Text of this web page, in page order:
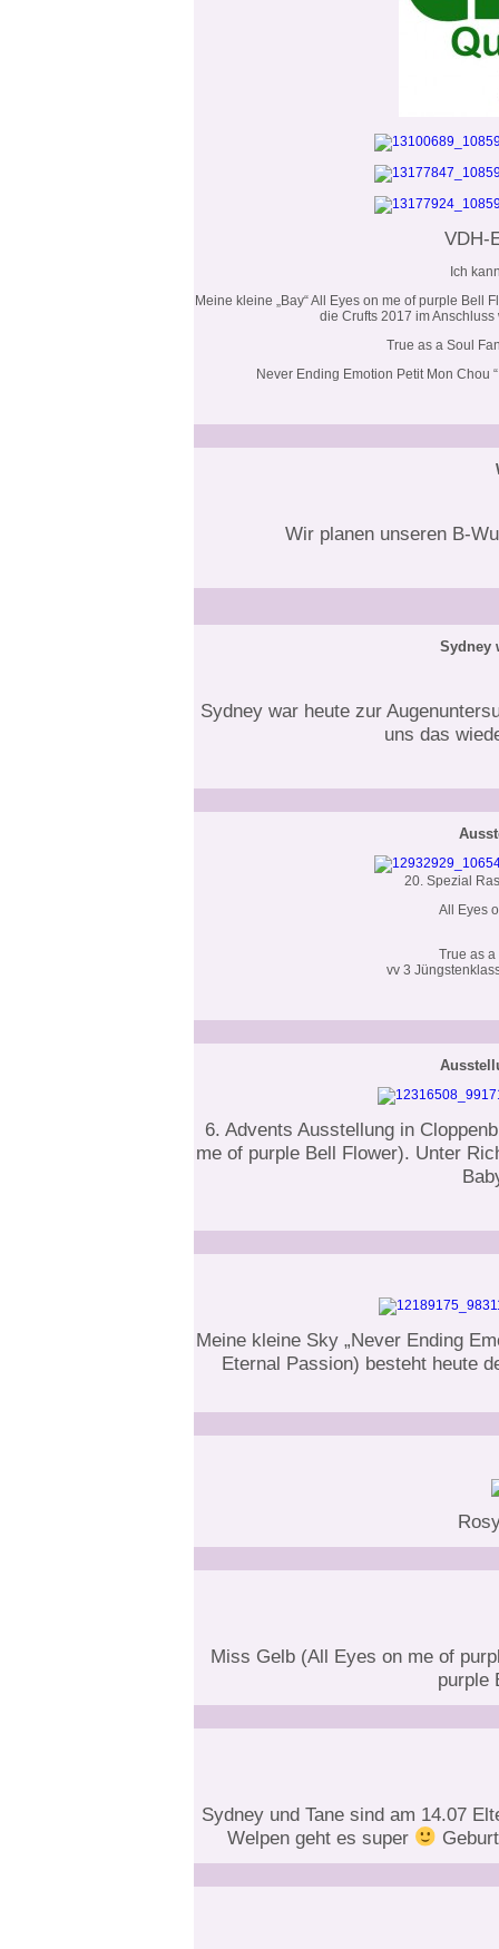
VDH-
Ich
Meine kleine „Bay“ All Eyes on me of purple
die Crufts 2017 im
True as a Soul
Never Ending Emotion Petit Mon Chou
Wir planen unseren B-
Sydney
Sydney war heute zur
uns das
20. Spezial
All Eyes
True as a
vv 3
6. Advents Ausstellung in
me of purple Bell Flower). Unter
Meine kleine Sky „Never Ending
Eternal Passion) besteht heute
Miss Gelb (All Eyes on me of
purple
Sydney und Tane sind am 14.07
Welpen geht es super